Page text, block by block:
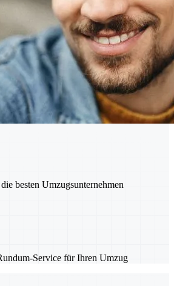
besten Umzugsunternehmen
Service für Ihren Umzug